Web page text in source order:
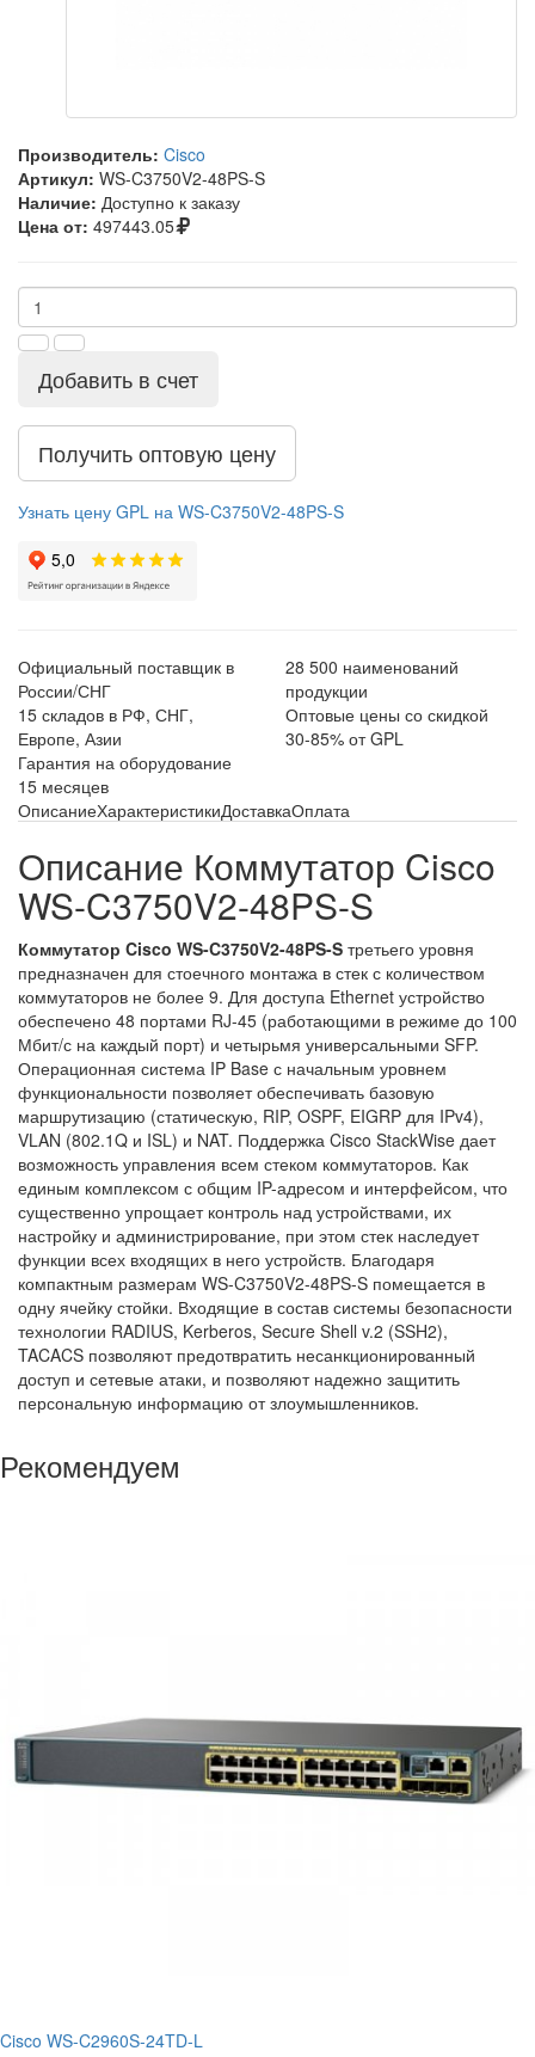
Производитель: Cisco
Артикул: WS-C3750V2-48PS-S
Наличие: Доступно к заказу
Цена от: 497443.05
Добавить в счет
Получить оптовую цену
Узнать цену GPL на WS-C3750V2-48PS-S
Официальный поставщик в
России/СНГ
28 500 наименований
продукции
15 складов в РФ, СНГ,
Европе, Азии
Оптовые цены со скидкой
30-85% от GPL
Гарантия на оборудование
15 месяцев
ОписаниеХарактеристикиДоставкаОплата
Описание Коммутатор Cisco
WS-C3750V2-48PS-S
Коммутатор Cisco WS-C3750V2-48PS-S третьего уровня
предназначен для стоечного монтажа в стек с количеством
коммутаторов не более 9. Для доступа Ethernet устройство
обеспечено 48 портами RJ-45 (работающими в режиме до 100
Мбит/с на каждый порт) и четырьмя универсальными SFP.
Операционная система IP Base с начальным уровнем
функциональности позволяет обеспечивать базовую
маршрутизацию (статическую, RIP, OSPF, EIGRP для IPv4),
VLAN (802.1Q и ISL) и NAT. Поддержка Cisco StackWise дает
возможность управления всем стеком коммутаторов. Как
единым комплексом с общим IP-адресом и интерфейсом, что
существенно упрощает контроль над устройствами, их
настройку и администрирование, при этом стек наследует
функции всех входящих в него устройств. Благодаря
компактным размерам WS-C3750V2-48PS-S помещается в
одну ячейку стойки. Входящие в состав системы безопасности
технологии RADIUS, Kerberos, Secure Shell v.2 (SSH2),
TACACS позволяют предотвратить несанкционированный
доступ и сетевые атаки, и позволяют надежно защитить
персональную информацию от злоумышленников.
Рекомендуем
Cisco WS-C2960S-24TD-L